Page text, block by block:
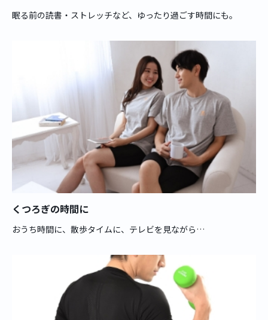
眠る前の読書・ストレッチなど、ゆったり過ごす時間にも。
くつろぎの時間に
おうち時間に、散歩タイムに、テレビを見ながら…